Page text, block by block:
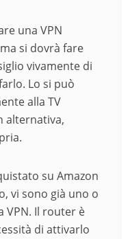
una VPN
si dovrà fare
vivamente di
Lo si può
alla TV
alternativa,
su Amazon
vi sono già uno o
VPN. Il router è
di attivarlo